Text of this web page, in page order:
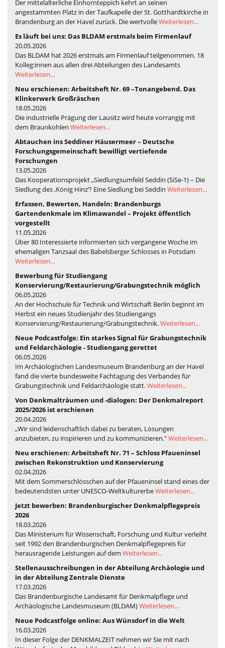
Der mittelalterliche Einhornteppich kehrt an seinen
angestammten Platz in der Taufkapelle der St. Gotthardtkirche in
Brandenburg an der Havel zurück. Die wertvolleWeiterlesen...
Es läuft bei uns: Das BLDAM erstmals beim Firmenlauf
20.05.2026
Das BLDAM hat 2026 erstmals am Firmenlauf teilgenommen. 18
Kolleg:innen aus allen drei Abteilungen des Landesamts
Weiterlesen...
Neu erschienen: Arbeitsheft Nr. 69 –Tonangebend. Das
Klinkerwerk Großräschen
18.05.2026
Die industrielle Prägung der Lausitz wird heute vorrangig mit
dem Braunkohlen Weiterlesen...
Abtauchen ins Seddiner Häusermeer – Deutsche
Forschungsgemeinschaft bewilligt vertiefende
Forschungen
13.05.2026
Das Kooperationsprojekt „Siedlungsumfeld Seddin (SiSe-1) – Die
Siedlung des ‚König Hinz‘? Eine Siedlung bei Seddin Weiterlesen...
Erfassen, Bewerten, Handeln: Brandenburgs
Gartendenkmale im Klimawandel – Projekt öffentlich
vorgestellt
11.05.2026
Über 80 Interessierte informierten sich vergangene Woche im
ehemaligen Tanzsaal des Babelsberger Schlosses in Potsdam
Weiterlesen...
Bewerbung für Studiengang
Konservierung/Restaurierung/Grabungstechnik möglich
06.05.2026
An der Hochschule für Technik und Wirtschaft Berlin beginnt im
Herbst ein neues Studienjahr des Studiengangs
Konservierung/Restaurierung/Grabungstechnik.Weiterlesen...
Neue Podcastfolge: Ein starkes Signal für Grabungstechnik
und Feldarchäologie - Studiengang gerettet
06.05.2026
Im Archäologischen Landesmuseum Brandenburg an der Havel
fand die vierte bundesweite Fachtagung des Verbandes für
Grabungstechnik und Feldarchäologie statt.Weiterlesen...
Von Denkmalträumen und -dialogen: Der Denkmalreport
2025/2026 ist erschienen
20.04.2026
„Wir sind leidenschaftlich dabei zu beraten, Lösungen
anzubieten, zu inspirieren und zu kommunizieren."Weiterlesen...
Neu erschienen: Arbeitsheft Nr. 71 – Schloss Pfaueninsel
zwischen Rekonstruktion und Konservierung
02.04.2026
Mit dem Sommerschlösschen auf der Pfaueninsel stand eines der
bedeutendsten unter UNESCO-WeltkulturerbeWeiterlesen...
Jetzt bewerben: Brandenburgischer Denkmalpflegepreis
2026
18.03.2026
Das Ministerium für Wissenschaft, Forschung und Kultur verleiht
seit 1992 den Brandenburgischen Denkmalpflegepreis für
herausragende Leistungen auf dem Weiterlesen...
Stellenausschreibungen in der Abteilung Archäologie und
in der Abteilung Zentrale Dienste
17.03.2026
Das Brandenburgische Landesamt für Denkmalpflege und
Archäologische Landesmuseum (BLDAM)Weiterlesen...
Neue Podcastfolge online: Aus Wünsdorf in die Welt
16.03.2026
In dieser Folge der DENKMALZEIT nehmen wir Sie mit nach